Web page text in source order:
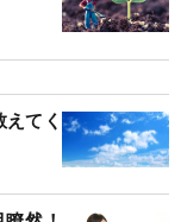
てく